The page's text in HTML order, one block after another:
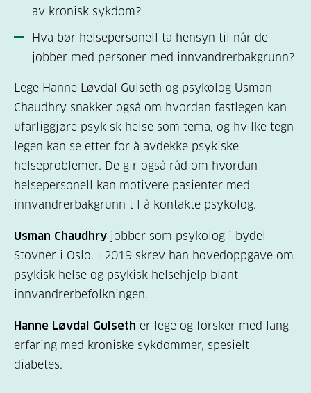
av kronisk sykdom?
Hva bør helsepersonell ta hensyn til når de
jobber med personer med innvandrerbakgrunn?
Lege Hanne Løvdal Gulseth og psykolog Usman
Chaudhry snakker også om hvordan fastlegen kan
ufarliggjøre psykisk helse som tema, og hvilke tegn
legen kan se etter for å avdekke psykiske
helseproblemer. De gir også råd om hvordan
helsepersonell kan motivere pasienter med
innvandrerbakgrunn til å kontakte psykolog.
Usman Chaudhry jobber som psykolog i bydel
Stovner i Oslo. I 2019 skrev han hovedoppgave om
psykisk helse og psykisk helsehjelp blant
innvandrerbefolkningen.
Hanne Løvdal Gulseth er lege og forsker med lang
erfaring med kroniske sykdommer, spesielt
diabetes.